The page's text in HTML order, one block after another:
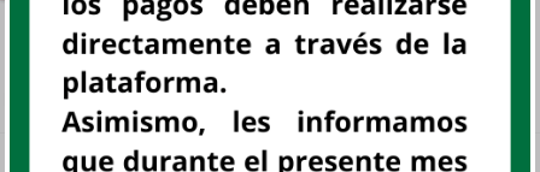
DP
CHOCMAN, DISP
sku:
800596
S/ 3.70
Bizcocho CHOCMAN Sixpack 6x33.5 gr